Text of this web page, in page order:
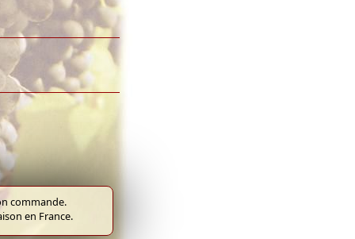
commande.
en France.